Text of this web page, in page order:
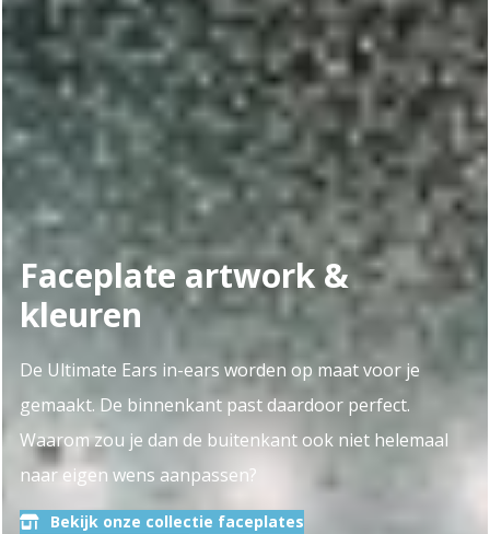
Faceplate artwork &
kleuren
De Ultimate Ears in-ears worden op maat voor je
gemaakt. De binnenkant past daardoor perfect.
Waarom zou je dan de buitenkant ook niet helemaal
naar eigen wens aanpassen?
Bekijk onze collectie faceplates